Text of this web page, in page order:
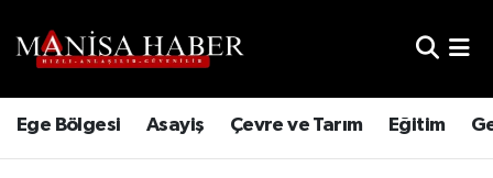
Ege Bölgesi Asayiş Çevre ve Tarım Eğitim
Trafik Durumu